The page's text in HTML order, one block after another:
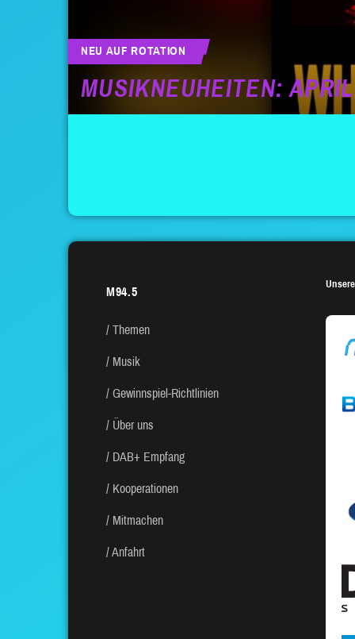
NEU AUF ROTATION
MUSIKNEUHEITEN:
M94.5
Themen
Musik
Gewinnspiel-Richtlinien
Über uns
DAB+ Empfang
Kooperationen
Mitmachen
Anfahrt